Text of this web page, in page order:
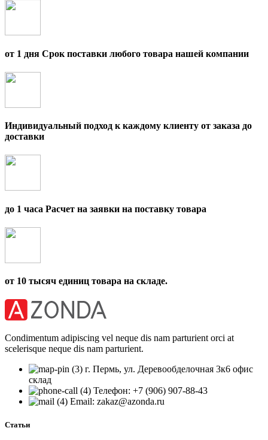
от 1 дня Срок поставки любого товара нашей компании
Индивидуальный подход к каждому клиенту от заказа до
доставки
до 1 часа Расчет на заявки на поставку товара
от 10 тысяч единиц товара на складе.
Condimentum adipiscing vel neque dis nam parturient orci at
scelerisque neque dis nam parturient.
г. Пермь, ул. Деревообделочная 3к6 офис
склад
Телефон: +7 (906) 907-88-43
Email: zakaz@azonda.ru
Статьи